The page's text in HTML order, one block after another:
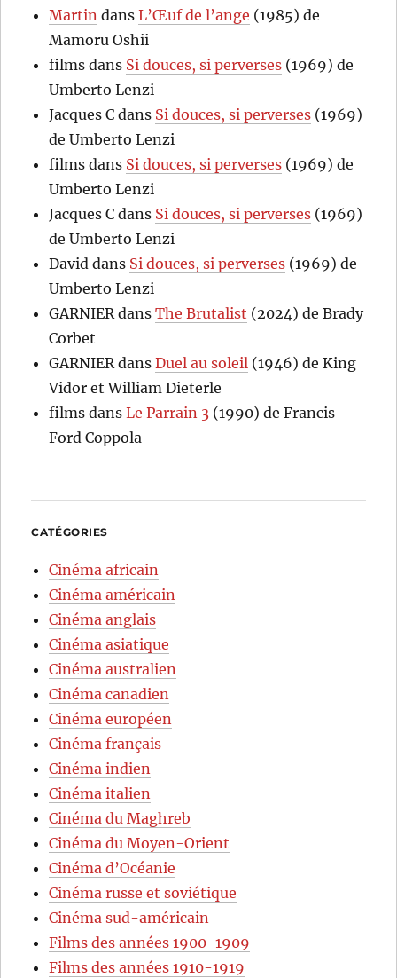
Martin dansL’Œuf de l’ange (1985) de
Mamoru Oshii
films dans Si douces, si perverses (1969) de
Umberto Lenzi
Jacques C dans Si douces, si perverses (1969)
de Umberto Lenzi
films dans Si douces, si perverses (1969) de
Umberto Lenzi
Jacques C dans Si douces, si perverses (1969)
de Umberto Lenzi
David dans Si douces, si perverses (1969) de
Umberto Lenzi
GARNIER dansThe Brutalist (2024) de Brady
Corbet
GARNIER dansDuel au soleil (1946) de King
Vidor et William Dieterle
films dansLe Parrain 3 (1990) de Francis
Ford Coppola
CATÉGORIES
Cinéma africain
Cinéma américain
Cinéma anglais
Cinéma asiatique
Cinéma australien
Cinéma canadien
Cinéma européen
Cinéma français
Cinéma indien
Cinéma italien
Cinéma du Maghreb
Cinéma du Moyen-Orient
Cinéma d’Océanie
Cinéma russe et soviétique
Cinéma sud-américain
Films des années 1900-1909
Films des années 1910-1919